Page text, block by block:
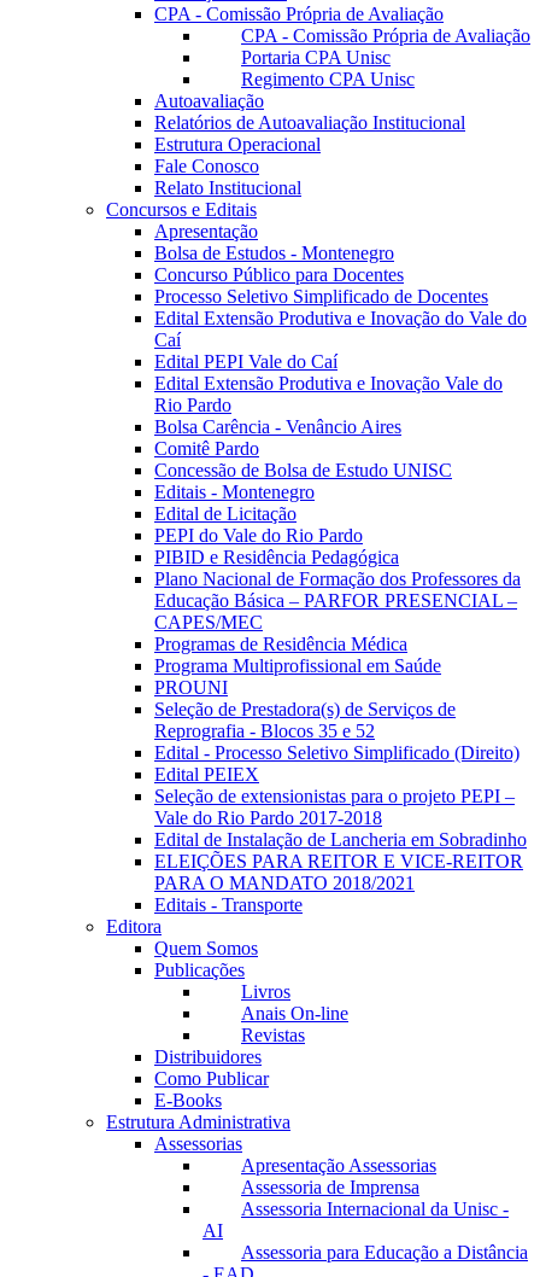
CPA - Comissão Própria de Avaliação
CPA - Comissão Própria de Avaliação
Portaria CPA Unisc
Regimento CPA Unisc
Autoavaliação
Relatórios de Autoavaliação Institucional
Estrutura Operacional
Fale Conosco
Relato Institucional
Concursos e Editais
Apresentação
Bolsa de Estudos - Montenegro
Concurso Público para Docentes
Processo Seletivo Simplificado de Docentes
Edital Extensão Produtiva e Inovação do Vale do
Caí
Edital PEPI Vale do Caí
Edital Extensão Produtiva e Inovação Vale do
Rio Pardo
Bolsa Carência - Venâncio Aires
Comitê Pardo
Concessão de Bolsa de Estudo UNISC
Editais - Montenegro
Edital de Licitação
PEPI do Vale do Rio Pardo
PIBID e Residência Pedagógica
Plano Nacional de Formação dos Professores da
Educação Básica – PARFOR PRESENCIAL –
CAPES/MEC
Programas de Residência Médica
Programa Multiprofissional em Saúde
PROUNI
Seleção de Prestadora(s) de Serviços de
Reprografia - Blocos 35 e 52
Edital - Processo Seletivo Simplificado (Direito)
Edital PEIEX
Seleção de extensionistas para o projeto PEPI –
Vale do Rio Pardo 2017-2018
Edital de Instalação de Lancheria em Sobradinho
ELEIÇÕES PARA REITOR E VICE-REITOR
PARA O MANDATO 2018/2021
Editais - Transporte
Editora
Quem Somos
Publicações
Livros
Anais On-line
Revistas
Distribuidores
Como Publicar
E-Books
Estrutura Administrativa
Assessorias
Apresentação Assessorias
Assessoria de Imprensa
Assessoria Internacional da Unisc -
AI
Assessoria para Educação a Distância